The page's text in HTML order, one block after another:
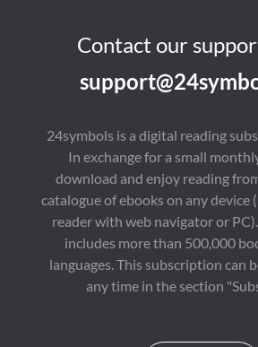
Contact our
24symbols is a digital reading
In exchange for a small
download and enjoy reading
catalogue of ebooks on any device
reader with web navigator or
includes more than 500,000
languages. This subscription can
any time in the section